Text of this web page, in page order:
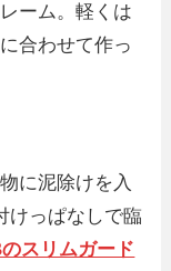
ーム。軽くは
合わせて作っ
に泥除けを入
けっぱなしで臨
スリムガード